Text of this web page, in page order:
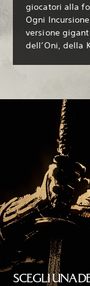
giocatori alla
Ogni
versione
dell’Oni, della
SCEGLI UNA